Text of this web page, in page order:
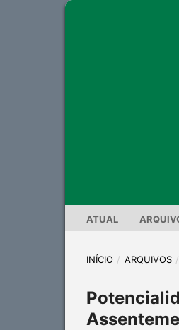
ATUAL
INÍCIO / ARQUIVOS /